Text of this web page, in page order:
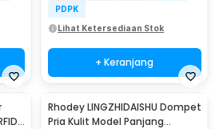
PDPK
Lihat Ketersediaan Stok
+ Keranjang
Rhodey LINGZHIDAISHU Dompet
Pria Kulit Model Panjang